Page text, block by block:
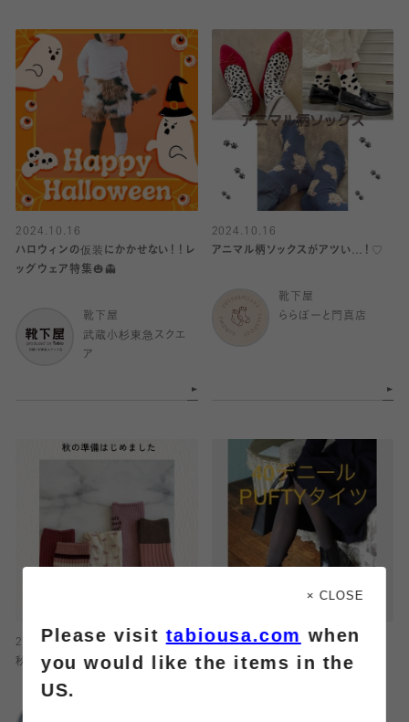
2024.10.16
ハロウィンの仮装にかかせない！！レ
ッグウェア特集🎃👻
靴下屋
武蔵小杉東急スクエ
ア
2024.10.16
アニマル柄ソックスがアツい…！♡
靴下屋
ららぽーと門真店
2024.10.16
秋の新作紹介！
2024.10.16
履くゼ！タイツ！！
× CLOSE
Please visittabiousa.com when
you would like the items in the
US.